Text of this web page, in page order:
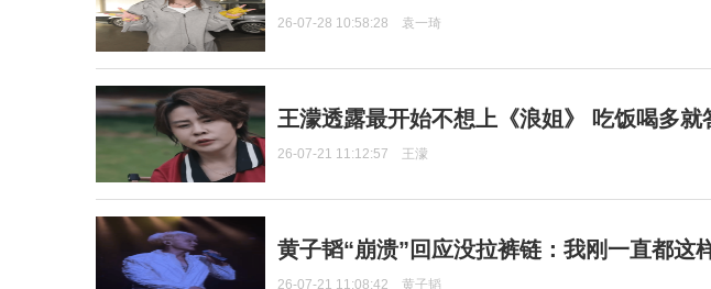
26-07-28 10:58:28 袁一琦
王濛透露最开始不想上《浪姐》 吃饭喝多就
26-07-21 11:12:57 王濛
黄子韬“崩溃”回应没拉裤链：我刚一直都这
26-07-21 11:08:42 黄子韬